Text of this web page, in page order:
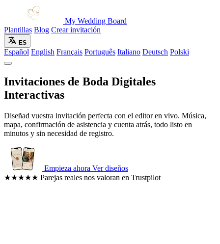
My Wedding Board
Plantillas Blog Crear invitación
ES
Español English Français Português Italiano Deutsch Polski
Invitaciones de Boda Digitales
Interactivas
Diseñad vuestra invitación perfecta con el editor en vivo. Música,
mapa, confirmación de asistencia y cuenta atrás, todo listo en
minutos y sin necesidad de registro.
Empieza ahora Ver diseños
★★★★★ Parejas reales nos valoran en Trustpilot